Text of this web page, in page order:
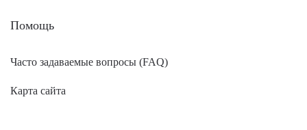
Помощь
Часто задаваемые вопросы (FAQ)
Карта сайта